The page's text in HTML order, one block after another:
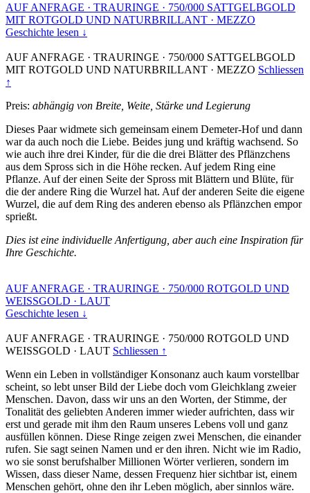
AUF ANFRAGE · TRAURINGE · 750/000 SATTGELBGOLD
MIT ROTGOLD UND NATURBRILLANT · MEZZO
Geschichte lesen ↓
AUF ANFRAGE · TRAURINGE · 750/000 SATTGELBGOLD
MIT ROTGOLD UND NATURBRILLANT · MEZZO Schliessen
↑
Preis: abhängig von Breite, Weite, Stärke und Legierung
Dieses Paar widmete sich gemeinsam einem Demeter-Hof und dann
war da auch noch die Liebe. Beides jung und kräftig wachsend. So
wie auch ihre drei Kinder, für die die drei Blätter des Pflänzchens
aus dem Spross sich in die Höhe recken. Auf jedem Ring eine
Pflanze. Auf der einen Seite der Spross mit Blättern und Blüte, für
die der andere Ring die Wurzel hat. Auf der anderen Seite die eigene
Wurzel, die auf dem Ring des anderen ebenso als Pflänzchen empor
sprießt.
Dies ist eine individuelle Anfertigung, aber auch eine Inspiration für
Ihre Geschichte.
AUF ANFRAGE · TRAURINGE · 750/000 ROTGOLD UND
WEISSGOLD · LAUT
Geschichte lesen ↓
AUF ANFRAGE · TRAURINGE · 750/000 ROTGOLD UND
WEISSGOLD · LAUT Schliessen ↑
Wenn ein Leben in vollständiger Konsonanz auch kaum vorstellbar
scheint, so lebt unser Bild der Liebe doch vom Gleichklang zweier
Menschen. Davon, dass wir uns an den Worten, der Stimme, der
Tonalität des geliebten Anderen immer wieder aufrichten, dass wir
erst und gerade mit ihm den Raum unseres Lebens voll und ganz
ausfüllen können. Diese Ringe zeigen zwei Menschen, die einander
rufen. Sie sagt seinen Namen und er den ihren. Nicht wie im Radio,
wo sie sonst berufshalber Millionen Wörter verlieren, sondern im
Wissen, dass dieser Name, dessen Frequenz hier sichtbar ist, einem
Menschen gehört, ohne den ihr Leben möglich, aber sinnlos wäre.